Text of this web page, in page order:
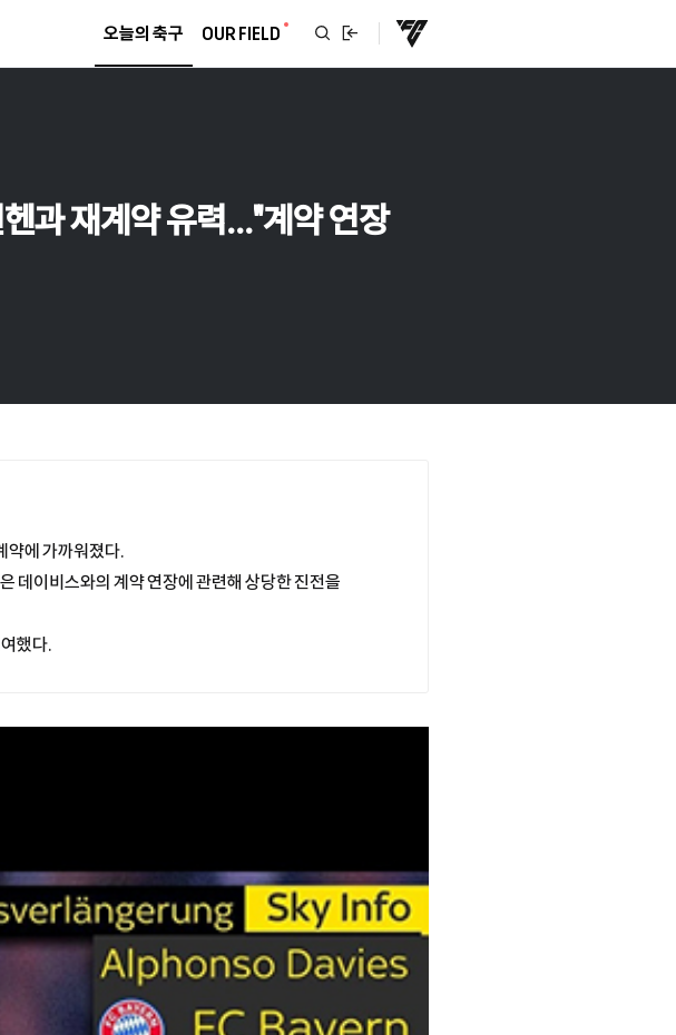
오늘의 축구 OUR FIELD
과 재계약 유력..."계약 연장
약에 가까워졌다.
데이비스와의 계약 연장에 관련해 상당한 진전을
했다.